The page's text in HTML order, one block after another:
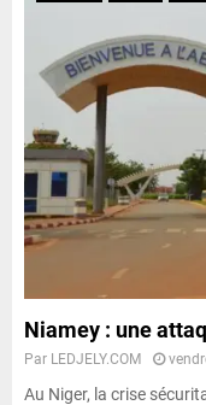
Niamey : une
Par LEDJELY.COM
Au Niger, la crise